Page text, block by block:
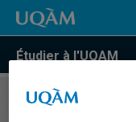
Étudier à l'UQAM
COURS//